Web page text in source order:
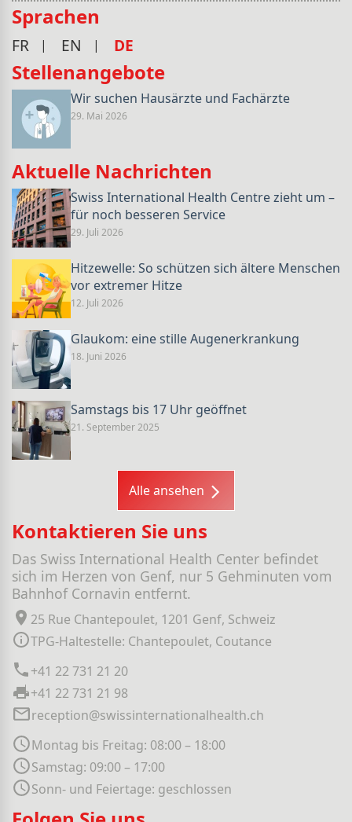
Sprachen
FR EN DE
Stellenangebote
Wir suchen Hausärzte und Fachärzte
29. Mai 2026
Aktuelle Nachrichten
Swiss International Health Centre zieht um –
für noch besseren Service
29. Juli 2026
Hitzewelle: So schützen sich ältere Menschen
vor extremer Hitze
12. Juli 2026
Glaukom: eine stille Augenerkrankung
18. Juni 2026
Samstags bis 17 Uhr geöffnet
21. September 2025
Alle ansehen
Kontaktieren Sie uns
Das Swiss International Health Center befindet
sich im Herzen von Genf, nur 5 Gehminuten vom
Bahnhof Cornavin entfernt.
25 Rue Chantepoulet, 1201 Genf, Schweiz
TPG-Haltestelle: Chantepoulet, Coutance
+41 22 731 21 20
+41 22 731 21 98
reception@swissinternationalhealth.ch
Montag bis Freitag: 08:00 – 18:00
Samstag: 09:00 – 17:00
Sonn- und Feiertage: geschlossen